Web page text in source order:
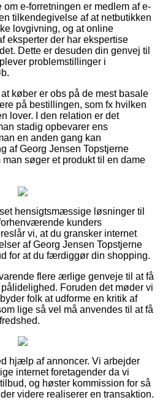
om e-forretningen er medlem af e-
tilkendegivelse af at netbutikken
lovgivning, og at online
eksperter der har ekspertise
Dette er desuden din genvej til
problemstillinger i
køber er obs på de mest basale
på bestillingen, som fx hvilken
lover. I den relation er det
stadig opbevarer ens
en anden gang kan
af Georg Jensen Topstjerne
man søger et produkt til en dame
hensigtsmæssige løsninger til
kunders
vi, at du gransker internet
af Georg Jensen Topstjerne
for at du færdiggør din shopping.
flere ærlige genveje til at få
Foruden det møder vi
folk at udforme en kritik af
lige så vel må anvendes til at få
hjælp af annoncer. Vi arbejder
internet foretagender da vi
og høster kommission for så
videre realiserer en transaktion.